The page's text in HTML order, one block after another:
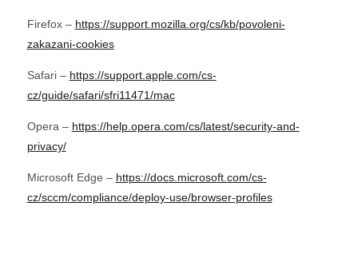
Firefox – https://support.mozilla.org/cs/kb/povoleni-
zakazani-cookies
Safari – https://support.apple.com/cs-
cz/guide/safari/sfri11471/mac
Opera – https://help.opera.com/cs/latest/security-and-
privacy/
Microsoft Edge – https://docs.microsoft.com/cs-
cz/sccm/compliance/deploy-use/browser-profiles